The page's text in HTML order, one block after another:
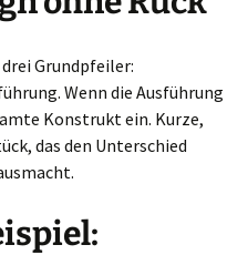
Grundpfeiler:
Wenn die Ausführung
Konstrukt ein. Kurze,
das den Unterschied